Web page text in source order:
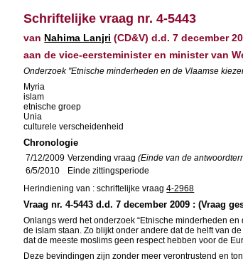
Schriftelijke vraag nr. 4-5443
van Nahima Lanjri (CD&V) d.d. 7 december
aan de vice-eersteminister en minister van
Onderzoek "Etnische minderheden en de Vlaamse
Myria
islam
etnische groep
Unia
culturele verscheidenheid
Chronologie
7/12/2009 Verzending vraag(Einde van de
6/5/2010
Einde zittingsperiode
Herindiening van : schriftelijke vraag4-2968
Vraag nr. 4-5443 d.d. 7 december 2009 : (Vraag
Onlangs werd het onderzoek “Etnische minderheden
de islam staan. Zo blijkt onder andere dat de helft van
dat de meeste moslims geen respect hebben voor de
Deze bevindingen zijn zonder meer verontrustend en